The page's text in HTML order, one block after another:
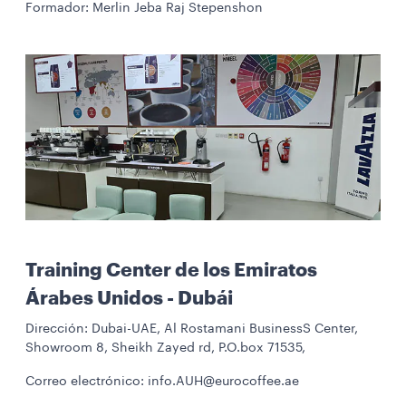
Formador: Merlin Jeba Raj Stepenshon
Training Center de los Emiratos
Árabes Unidos - Dubái
Dirección: Dubai-UAE, Al Rostamani BusinessS Center,
Showroom 8, Sheikh Zayed rd, P.O.box 71535,
Correo electrónico: info.AUH@eurocoffee.ae